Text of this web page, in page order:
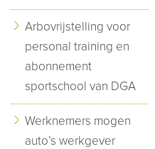
Arbovrijstelling voor
personal training en
abonnement
sportschool van DGA
Werknemers mogen
auto’s werkgever